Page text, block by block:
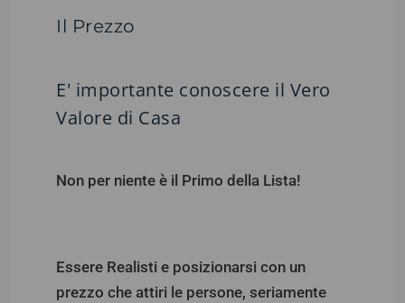
Il Prezzo
E' importante conoscere il Vero
Valore di Casa
Non per niente è il Primo della Lista!
Essere Realisti e posizionarsi con un
prezzo che attiri le persone, seriamente